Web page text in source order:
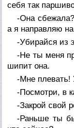
себя так
-Она
а я направляю
-Убирайся из
-Не ты меня
шипит она.
-Мне плевать!
-Посмотри, в
-Закрой свой
-Раньше ты